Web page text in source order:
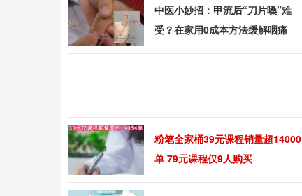
中医小妙招：甲流后“刀片嗓”难
受？在家用0成本方法缓解咽痛
粉笔全家桶39元课程销量超14000
单 79元课程仅9人购买